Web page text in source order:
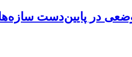
در پایین‌دست